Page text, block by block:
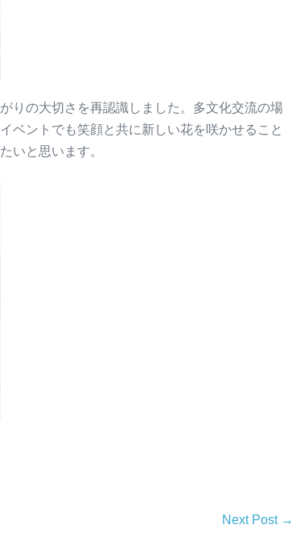
りの大切さを再認識しました。多文化交流の場
ベントでも笑顔と共に新しい花を咲かせること
いと思います。
Next Post →